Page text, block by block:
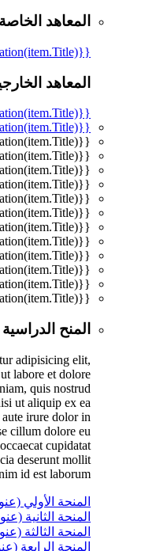
المعاهد الخاصة
{{mmc.getCurrentTranslation(item.Title)}}
المعاهد
{{mmc.getCurrentTranslation(item.Title)}}
{{mmc.getCurrentTranslation(item.Title)}}
{{mmc.getCurrentTranslation(item.Title)}}
{{mmc.getCurrentTranslation(item.Title)}}
{{mmc.getCurrentTranslation(item.Title)}}
{{mmc.getCurrentTranslation(item.Title)}}
{{mmc.getCurrentTranslation(item.Title)}}
{{mmc.getCurrentTranslation(item.Title)}}
{{mmc.getCurrentTranslation(item.Title)}}
{{mmc.getCurrentTranslation(item.Title)}}
{{mmc.getCurrentTranslation(item.Title)}}
{{mmc.getCurrentTranslation(item.Title)}}
{{mmc.getCurrentTranslation(item.Title)}}
{{mmc.getCurrentTranslation(item.Title)}}
المنح الدراسية
adipisicing elit,
labore et dolore
quis nostrud
ut aliquip ex ea
irure dolor in
cillum dolore eu
cupidatat
deserunt mollit
id est laborum.
المنحة الأولي
المنحة الثانية
المنحة الثالثة
المنحة الرابعة